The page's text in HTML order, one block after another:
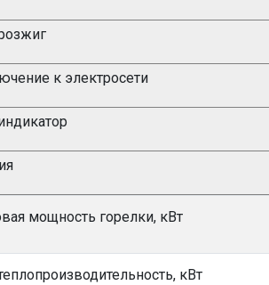
к электросети
мощность горелки, кВт
кВт